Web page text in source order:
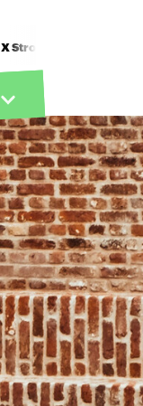
"des fleurs" von Tove